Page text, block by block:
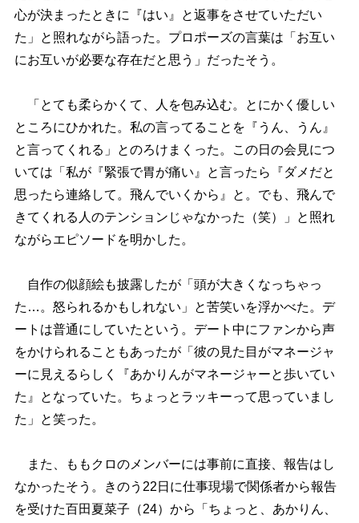
心が決まったときに『はい』と返事をさせていただい
た」と照れながら語った。プロポーズの言葉は「お互い
にお互いが必要な存在だと思う」だったそう。
「とても柔らかくて、人を包み込む。とにかく優しい
ところにひかれた。私の言ってることを『うん、うん』
と言ってくれる」とのろけまくった。この日の会見につ
いては「私が『緊張で胃が痛い』と言ったら『ダメだと
思ったら連絡して。飛んでいくから』と。でも、飛んで
きてくれる人のテンションじゃなかった（笑）」と照れ
ながらエピソードを明かした。
自作の似顔絵も披露したが「頭が大きくなっちゃっ
た…。怒られるかもしれない」と苦笑いを浮かべた。デ
ートは普通にしていたという。デート中にファンから声
をかけられることもあったが「彼の見た目がマネージャ
ーに見えるらしく『あかりんがマネージャーと歩いてい
た』となっていた。ちょっとラッキーって思っていまし
た」と笑った。
また、ももクロのメンバーには事前に直接、報告はし
なかったそう。きのう22日に仕事現場で関係者から報告
を受けた百田夏菜子（24）から「ちょっと、あかりん、